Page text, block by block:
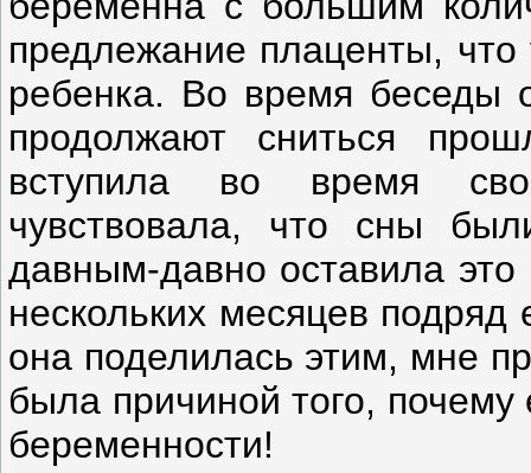
предлежание плаценты,
ребенка. Во время беседы
продолжают сниться
вступила во время
чувствовала, что сны
давным-давно оставила
нескольких месяцев подряд
она поделилась этим, мне
была причиной того,
беременности!